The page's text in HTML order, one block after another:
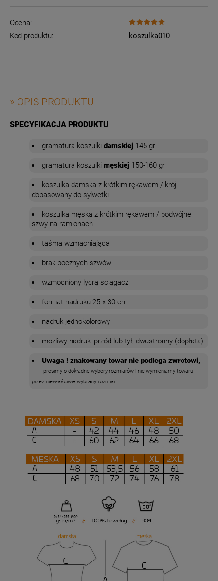
Ocena:
Kod produktu:
koszulka010
» OPIS PRODUKTU
SPECYFIKACJA PRODUKTU
gramatura koszulki damskiej 145 gr
gramatura koszulki męskiej 150-160 gr
koszulka damska z krótkim rękawem / krój
dopasowany do sylwetki
koszulka męska z krótkim rękawem / podwójne
szwy na ramionach
taśma wzmacniająca
brak bocznych szwów
wzmocniony lycrą ściągacz
format nadruku 25 x 30 cm
nadruk jednokolorowy
możliwy nadruk: przód lub tył, dwustronny (dopłata)
Uwaga ! znakowany towar nie podlega zwrotowi,
prosimy o dokładne wybory rozmiarów ! nie wymieniamy towaru
przez niewłaściwie wybrany rozmiar